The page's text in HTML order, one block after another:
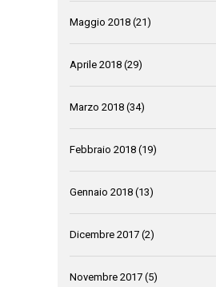
Maggio 2018 (21)
Aprile 2018 (29)
Marzo 2018 (34)
Febbraio 2018 (19)
Gennaio 2018 (13)
Dicembre 2017 (2)
Novembre 2017 (5)